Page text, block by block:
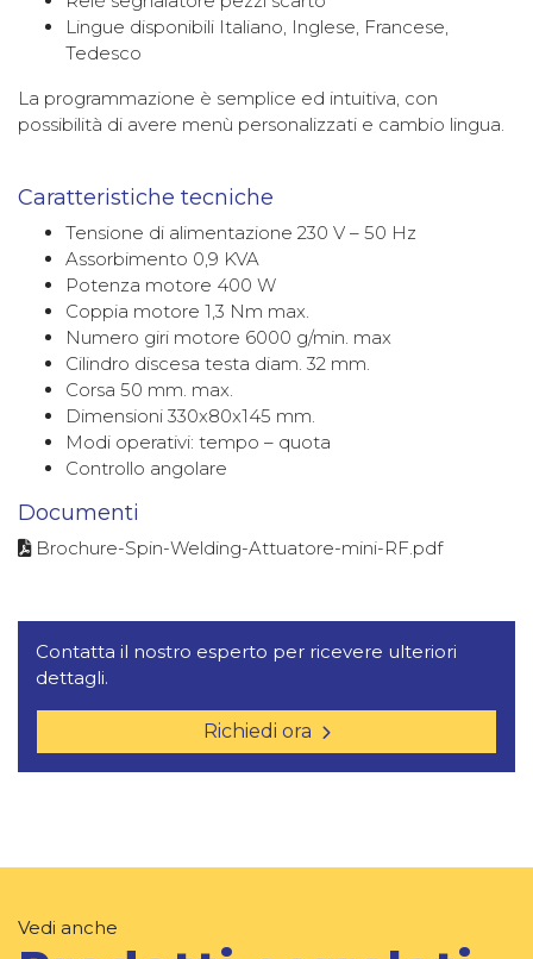
Lingue disponibili Italiano, Inglese, Francese,
Tedesco
La programmazione è semplice ed intuitiva, con
possibilità di avere menù personalizzati e cambio lingua.
Caratteristiche tecniche
Tensione di alimentazione 230 V – 50 Hz
Assorbimento 0,9 KVA
Potenza motore 400 W
Coppia motore 1,3 Nm max.
Numero giri motore 6000 g/min. max
Cilindro discesa testa diam. 32 mm.
Corsa 50 mm. max.
Dimensioni 330x80x145 mm.
Modi operativi: tempo – quota
Controllo angolare
Documenti
Brochure-Spin-Welding-Attuatore-mini-RF.pdf
Contatta il nostro esperto per ricevere ulteriori
dettagli.
Richiedi ora
Vedi anche